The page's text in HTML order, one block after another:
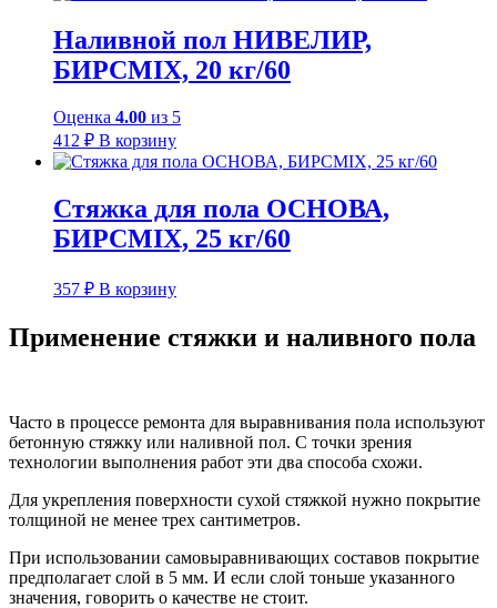
Наливной пол НИВЕЛИР,
БИРСMIX, 20 кг/60
Оценка 4.00 из 5
412 ₽ В корзину
Стяжка для пола ОСНОВА,
БИРСMIX, 25 кг/60
357 ₽ В корзину
Применение стяжки и наливного пола
Часто в процессе ремонта для выравнивания пола используют
бетонную стяжку или наливной пол. С точки зрения
технологии выполнения работ эти два способа схожи.
Для укрепления поверхности сухой стяжкой нужно покрытие
толщиной не менее трех сантиметров.
При использовании самовыравнивающих составов покрытие
предполагает слой в 5 мм. И если слой тоньше указанного
значения, говорить о качестве не стоит.